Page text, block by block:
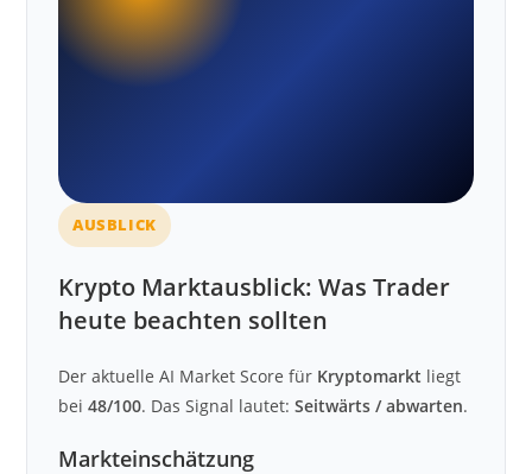
AUSBLICK
Krypto Marktausblick: Was Trader
heute beachten sollten
Der aktuelle AI Market Score für Kryptomarkt liegt
bei48/100. Das Signal lautet:Seitwärts / abwarten.
Markteinschätzung